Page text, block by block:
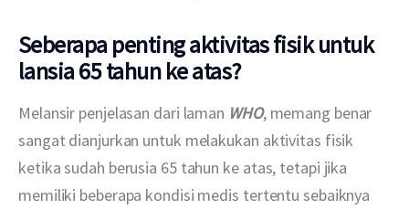
Seberapa penting aktivitas fisik untuk
lansia 65 tahun ke atas?
Melansir penjelasan dari laman WHO, memang benar
sangat dianjurkan untuk melakukan aktivitas fisik
ketika sudah berusia 65 tahun ke atas, tetapi jika
memiliki beberapa kondisi medis tertentu sebaiknya